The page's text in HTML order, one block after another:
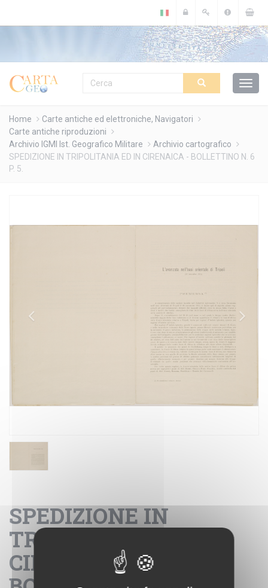
Home
Carte antiche ed elettroniche, Navigatori
Carte antiche riproduzioni
Archivio IGMI Ist. Geografico Militare
Archivio cartografico
SPEDIZIONE IN TRIPOLITANIA ED IN CIRENAICA - BOLLETTINO N. 6
P. 5.
SPEDIZIONE IN
TRIPOLITANIA ED IN
CIRENAICA -